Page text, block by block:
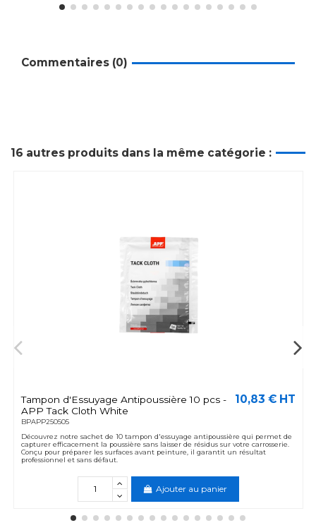
Commentaires (0)
16 autres produits dans la même catégorie :
Tampon d'Essuyage Antipoussière 10 pcs -
APP Tack Cloth White
BPAPP250505
10,83 € HT
Découvrez notre sachet de 10 tampon d'essuyage antipoussière qui permet de
capturer efficacement la poussière sans laisser de résidus sur votre carrosserie.
Conçu pour préparer les surfaces avant peinture, il garantit un résultat
professionnel et sans défaut.
Ajouter au panier